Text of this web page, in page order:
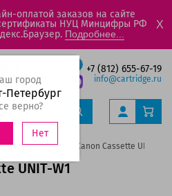
оплатой заказов на сайте
сертификаты НУЦ Минцифры РФ
Подробнее...
X
+7 (812) 655-67-19
info@cartridge.ru
город
Петербург
верно?
Нет
Лоток Canon Cassette UNIT-W1
UNIT-W1